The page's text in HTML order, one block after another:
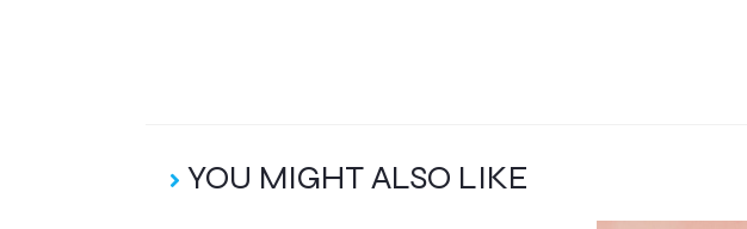
YOU MIGHT ALSO LIKE